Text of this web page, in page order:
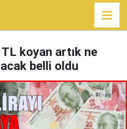
koyan artık ne
belli oldu